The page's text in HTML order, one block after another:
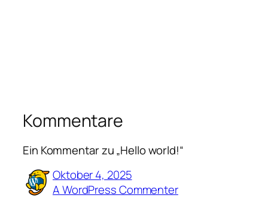
Kommentare
Ein Kommentar zu „Hello world!“
Oktober 4, 2025
A WordPress Commenter